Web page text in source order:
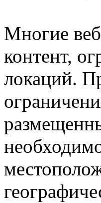
Многие
контент,
локаций.